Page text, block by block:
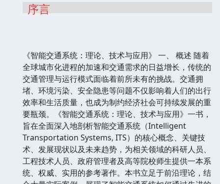
序言
《智能交通系统：理论、技术与应用》 一、 概述 随着
全球城市化进程的加速和交通需求的日益增长，传统的
交通管理与运行模式面临着前所未有的挑战。交通拥
堵、环境污染、安全隐患等问题不仅影响着人们的出行
效率和生活质量，也成为制约经济社会可持续发展的重
要瓶颈。《智能交通系统：理论、技术与应用》一书，
旨在全面深入地剖析智能交通系统（Intelligent
Transportation Systems, ITS）的核心概念、关键技
术、发展现状以及未来趋势，为相关领域的科研人员、
工程技术人员、政府管理者及高等院校师生提供一本系
统、权威、实用的参考著作。本书立足于前沿理论，结